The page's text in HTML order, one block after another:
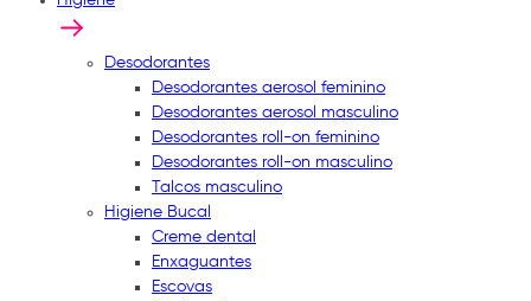
Desodorantes
Desodorantes aerosol feminino
Desodorantes aerosol masculino
Desodorantes roll-on feminino
Desodorantes roll-on masculino
Talcos masculino
Higiene Bucal
Creme dental
Enxaguantes
Escovas